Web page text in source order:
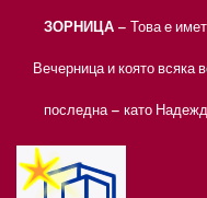
ЗОРНИЦА– Това е
Вечерница и която всяка
последна – като